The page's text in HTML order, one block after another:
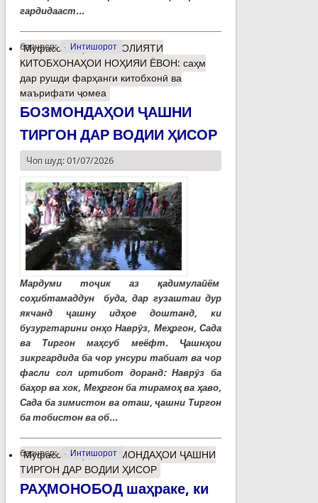
гардидааст...
барчасп: Интишорот
Муфассалтаро ФАЪОЛИЯТИ
КИТОБХОНАҲОИ НОҲИЯИ ЁВОН: саҳм
дар рушди фарҳанги китобхонӣ ва
маърифати ҷомеа
БОЗМОНДАҲОИ ҶАШНИ
ТИРГОН ДАР ВОДИИ ҲИСОР
Чоп шуд: 01/07/2026
Мардуми тоҷик аз қадимулайём
соҳибтамаддун буда, дар гузаштаи дур
якчанд ҷашну идҳое доштанд, ки
бузургтарини онҳо Наврӯз, Меҳргон, Сада
ва Тиргон маҳсуб меёфт. Ҷашнҳои
зикргардида ба чор унсури табиат ва чор
фасли сол иртибот доранд: Наврӯз ба
баҳор ва хок, Меҳргон ба тирамоҳ ва ҳаво,
Сада ба зимистон ва оташ, ҷашни Тиргон
ба тобистон ва об...
барчасп: Интишорот
Муфассалтаро БОЗМОНДАҲОИ ҶАШНИ
ТИРГОН ДАР ВОДИИ ҲИСОР
РАҲМОНОБОД шаҳраке, ки